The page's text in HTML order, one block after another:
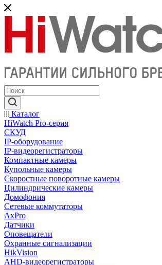
Каталог
HiWatch Pro-серия
CКУД
IP-оборудование
IP-видеорегистраторы
Компактные камеры
Купольные камеры
Скоростные поворотные камеры
Цилиндрические камеры
Домофония
Сетевые коммутаторы
AxPro
Датчики
Оповещатели
Охранные сигнализации
HikVision
AHD-видеорегистраторы